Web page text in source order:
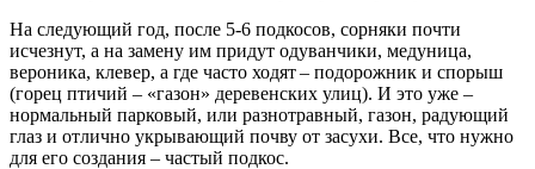
На следующий год, после 5-6 подкосов, сорняки почти
исчезнут, а на замену им придут одуванчики, медуница,
вероника, клевер, а где часто ходят – подорожник и спорыш
(горец птичий – «газон» деревенских улиц). И это уже –
нормальный парковый, или разнотравный, газон, радующий
глаз и отлично укрывающий почву от засухи. Все, что нужно
для его создания – частый подкос.